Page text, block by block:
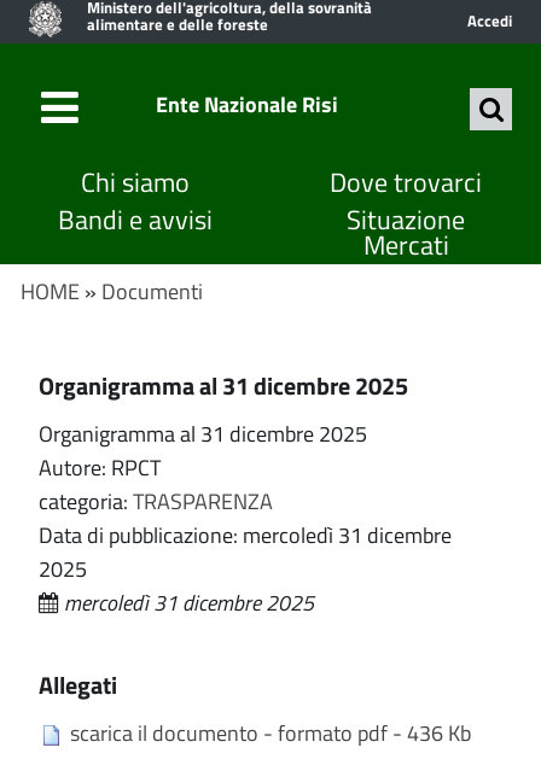
Ministero dell'agricoltura, della sovranità
alimentare e delle foreste Accedi
Ente Nazionale Risi
Chi siamo
Dove trovarci
Bandi e avvisi
Situazione
Mercati
HOME » Documenti
Organigramma al 31 dicembre 2025
Organigramma al 31 dicembre 2025
Autore: RPCT
categoria:TRASPARENZA
Data di pubblicazione: mercoledì 31 dicembre
2025
mercoledì 31 dicembre 2025
Allegati
scarica il documento - formato pdf - 436 Kb